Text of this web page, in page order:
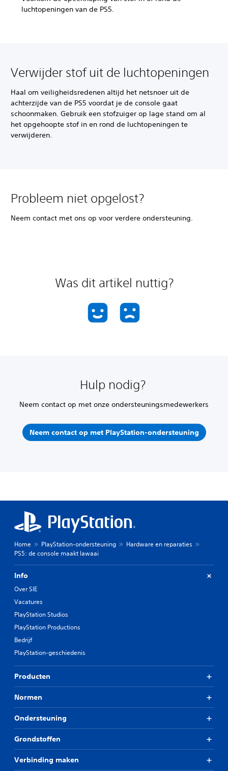
luchtopeningen van de PS5.
Verwijder stof uit de luchtopeningen
Haal om veiligheidsredenen altijd het netsnoer uit de
achterzijde van de PS5 voordat je de console gaat
schoonmaken. Gebruik een stofzuiger op lage stand om al
het opgehoopte stof in en rond de luchtopeningen te
verwijderen.
Probleem niet opgelost?
Neem contact met ons op voor verdere ondersteuning.
Was dit artikel nuttig?
Hulp nodig?
Neem contact op met onze ondersteuningsmedewerkers
Neem contact op met PlayStation-ondersteuning
Home PlayStation-ondersteuning
Hardware en reparaties
PS5: de console maakt lawaai
Info
Over SIE
Vacatures
PlayStation Studios
PlayStation Productions
Bedrijf
PlayStation-geschiedenis
Producten
Normen
Ondersteuning
Grondstoffen
Verbinding maken